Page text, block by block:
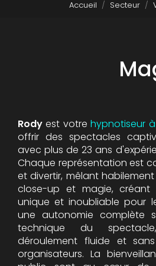
Accueil Secteur
Rody est votrehypnotiseur
offrir des spectacles
avec plus de 23 ans
Chaque représentation est
et divertir, mêlant
close-up et magie, créant
unique et inoubliable pour
une autonomie complète
technique du
déroulement fluide et
organisateurs. La